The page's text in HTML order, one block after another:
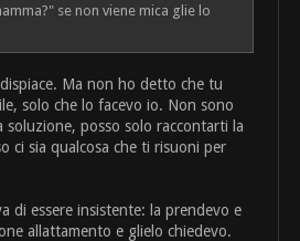
se non viene mica glie lo
Ma non ho detto che tu
solo che lo facevo io. Non sono
soluzione, posso solo raccontarti la
ci sia qualcosa che ti risuoni per
di essere insistente: la prendevo e
allattamento e glielo chiedevo.